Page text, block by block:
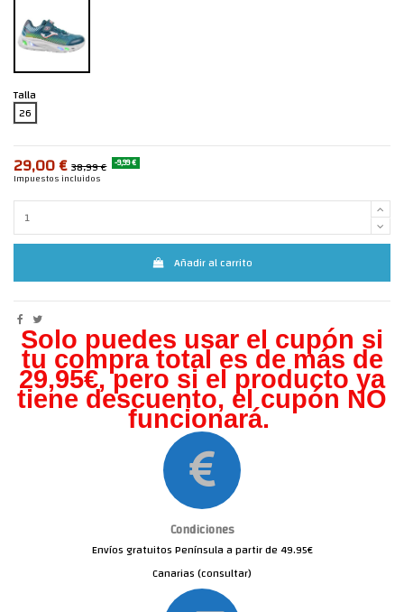
Talla
26
29,00 € 38,99 € -9,99 €
Impuestos incluidos
Añadir al carrito
Solo puedes usar el cupón si
tu compra total es de más de
29,95€, pero si el producto ya
tiene descuento, el cupón NO
funcionará.
Condiciones
Envíos gratuitos Península a partir de 49.95€
Canarias (consultar)